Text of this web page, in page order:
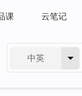
课 云笔记
中英